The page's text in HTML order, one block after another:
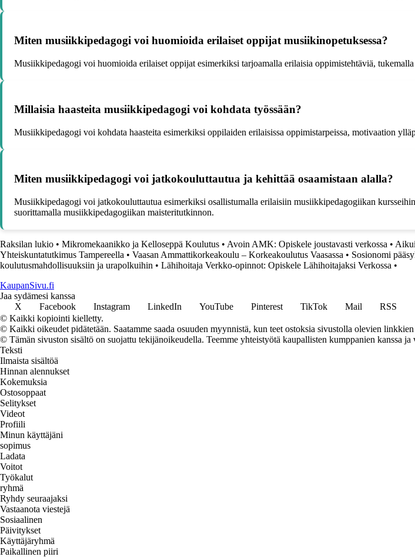
Miten musiikkipedagogi voi huomioida erilaiset oppijat musiikinopetuksessa?
Musiikkipedagogi voi huomioida erilaiset oppijat esimerkiksi tarjoamalla erilaisia oppimistehtäviä,
Millaisia haasteita musiikkipedagogi voi kohdata työssään?
Musiikkipedagogi voi kohdata haasteita esimerkiksi oppilaiden erilaisissa oppimistarpeissa, motivaation
Miten musiikkipedagogi voi jatkokouluttautua ja kehittää osaamistaan alalla?
Musiikkipedagogi voi jatkokouluttautua esimerkiksi osallistumalla erilaisiin musiikkipedagogiikan
suorittamalla musiikkipedagogiikan maisteritutkinnon.
Raksilan lukio • Mikromekaanikko ja Kelloseppä Koulutus • Avoin AMK: Opiskele joustavasti verkossa •
Yhteiskuntatutkimus Tampereella • Vaasan Ammattikorkeakoulu – Korkeakoulutus Vaasassa • Sosionomi
koulutusmahdollisuuksiin ja urapolkuihin • Lähihoitaja Verkko-opinnot: Opiskele Lähihoitajaksi Verkossa •
KaupanSivu.fi
Jaa sydämesi kanssa
X
Facebook Instagram LinkedIn YouTube Pinterest TikTok Mail
RSS
© Kaikki kopiointi kielletty.
© Kaikki oikeudet pidätetään. Saatamme saada osuuden myynnistä, kun teet ostoksia sivustolla olevien linkkien
© Tämän sivuston sisältö on suojattu tekijänoikeudella. Teemme yhteistyötä kaupallisten kumppanien kanssa
Teksti
Ilmaista sisältöä
Hinnan alennukset
Kokemuksia
Ostosoppaat
Selitykset
Videot
Profiili
Minun käyttäjäni
sopimus
Ladata
Voitot
Työkalut
ryhmä
Ryhdy seuraajaksi
Vastaanota viestejä
Sosiaalinen
Päivitykset
Käyttäjäryhmä
Paikallinen piiri